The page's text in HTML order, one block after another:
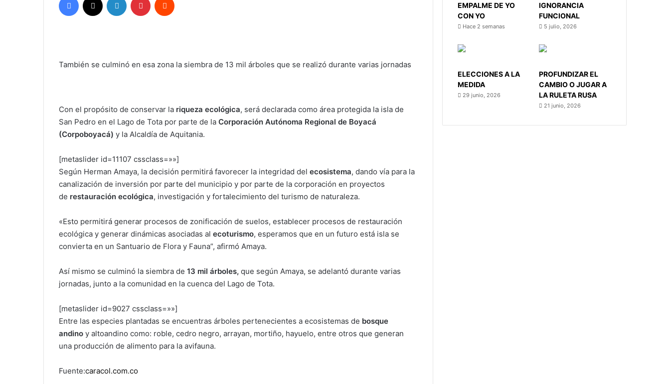
También se culminó en esa zona la siembra de 13 mil árboles que se realizó durante varias jornadas
Con el propósito de conservar la riqueza ecológica, será declarada como área protegida la isla de
San Pedro en el Lago de Tota por parte de la Corporación Autónoma Regional de Boyacá
(Corpoboyacá) y la Alcaldía de Aquitania.
[metaslider id=11107 cssclass=»»]
Según Herman Amaya, la decisión permitirá favorecer la integridad del ecosistema, dando vía para la
canalización de inversión por parte del municipio y por parte de la corporación en proyectos
de restauración ecológica, investigación y fortalecimiento del turismo de naturaleza.
«Esto permitirá generar procesos de zonificación de suelos, establecer procesos de restauración
ecológica y generar dinámicas asociadas al ecoturismo, esperamos que en un futuro está isla se
convierta en un Santuario de Flora y Fauna”, afirmó Amaya.
Así mismo se culminó la siembra de 13 mil árboles, que según Amaya, se adelantó durante varias
jornadas, junto a la comunidad en la cuenca del Lago de Tota.
[metaslider id=9027 cssclass=»»]
Entre las especies plantadas se encuentras árboles pertenecientes a ecosistemas de bosque
andino y altoandino como: roble, cedro negro, arrayan, mortiño, hayuelo, entre otros que generan
una producción de alimento para la avifauna.
Fuente:caracol.com.co
EMPALME DE YO
CON YO
Hace 2 semanas
IGNORANCIA
FUNCIONAL
5 julio, 2026
ELECCIONES A LA
MEDIDA
29 junio, 2026
PROFUNDIZAR EL
CAMBIO O JUGAR A
LA RULETA RUSA
21 junio, 2026